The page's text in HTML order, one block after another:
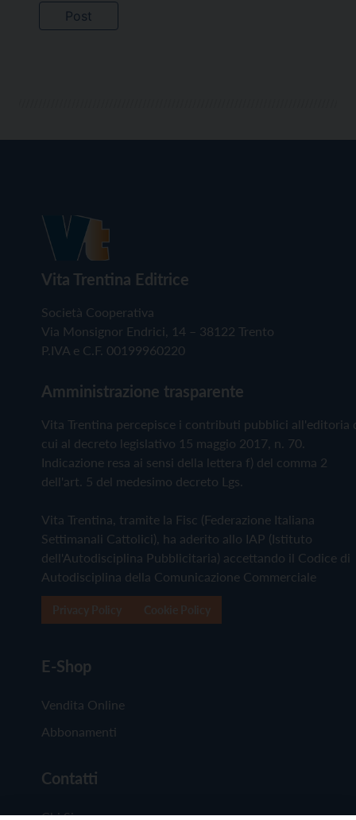
Vita Trentina Editrice
Società Cooperativa
Via Monsignor Endrici, 14 – 38122 Trento
P.IVA e C.F. 00199960220
Amministrazione trasparente
Vita Trentina percepisce i contributi pubblici all'editoria
cui al decreto legislativo 15 maggio 2017, n. 70.
Indicazione resa ai sensi della lettera f) del comma 2
dell'art. 5 del medesimo decreto Lgs.
Vita Trentina, tramite la Fisc (Federazione Italiana
Settimanali Cattolici), ha aderito allo IAP (Istituto
dell'Autodisciplina Pubblicitaria) accettando il Codice di
Autodisciplina della Comunicazione Commerciale
E-Shop
Vendita Online
Abbonamenti
Contatti
Chi Siamo